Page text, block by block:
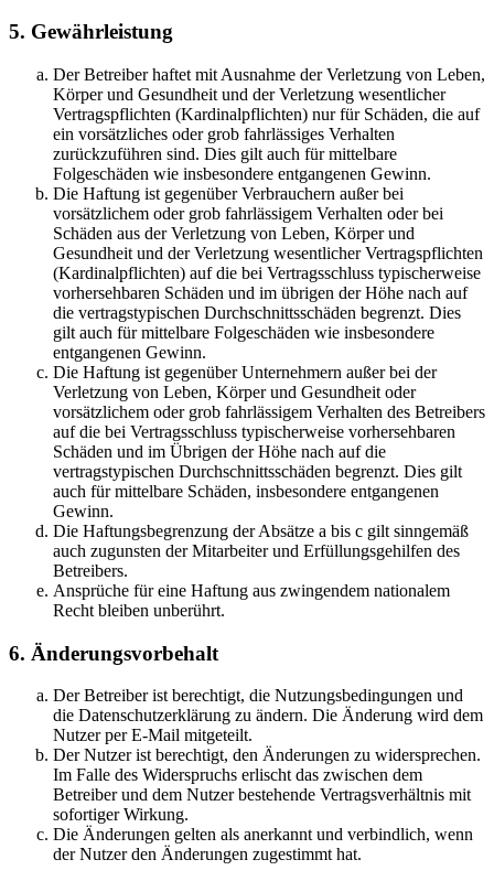
5. Gewährleistung
Der Betreiber haftet mit Ausnahme der Verletzung von Leben,
Körper und Gesundheit und der Verletzung wesentlicher
Vertragspflichten (Kardinalpflichten) nur für Schäden, die auf
ein vorsätzliches oder grob fahrlässiges Verhalten
zurückzuführen sind. Dies gilt auch für mittelbare
Folgeschäden wie insbesondere entgangenen Gewinn.
Die Haftung ist gegenüber Verbrauchern außer bei
vorsätzlichem oder grob fahrlässigem Verhalten oder bei
Schäden aus der Verletzung von Leben, Körper und
Gesundheit und der Verletzung wesentlicher Vertragspflichten
(Kardinalpflichten) auf die bei Vertragsschluss typischerweise
vorhersehbaren Schäden und im übrigen der Höhe nach auf
die vertragstypischen Durchschnittsschäden begrenzt. Dies
gilt auch für mittelbare Folgeschäden wie insbesondere
entgangenen Gewinn.
Die Haftung ist gegenüber Unternehmern außer bei der
Verletzung von Leben, Körper und Gesundheit oder
vorsätzlichem oder grob fahrlässigem Verhalten des Betreibers
auf die bei Vertragsschluss typischerweise vorhersehbaren
Schäden und im Übrigen der Höhe nach auf die
vertragstypischen Durchschnittsschäden begrenzt. Dies gilt
auch für mittelbare Schäden, insbesondere entgangenen
Gewinn.
Die Haftungsbegrenzung der Absätze a bis c gilt sinngemäß
auch zugunsten der Mitarbeiter und Erfüllungsgehilfen des
Betreibers.
Ansprüche für eine Haftung aus zwingendem nationalem
Recht bleiben unberührt.
6. Änderungsvorbehalt
Der Betreiber ist berechtigt, die Nutzungsbedingungen und
die Datenschutzerklärung zu ändern. Die Änderung wird dem
Nutzer per E-Mail mitgeteilt.
Der Nutzer ist berechtigt, den Änderungen zu widersprechen.
Im Falle des Widerspruchs erlischt das zwischen dem
Betreiber und dem Nutzer bestehende Vertragsverhältnis mit
sofortiger Wirkung.
Die Änderungen gelten als anerkannt und verbindlich, wenn
der Nutzer den Änderungen zugestimmt hat.